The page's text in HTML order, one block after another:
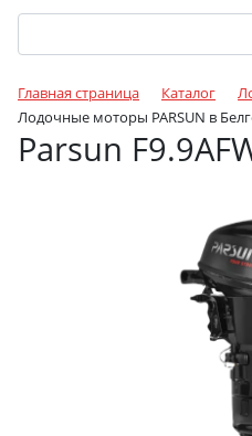
Главная страница Каталог
Лодочные моторы PARSUN в
Parsun